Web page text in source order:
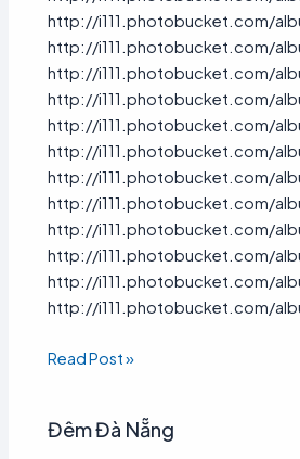
http://i111.photobucket.com/
http://i111.photobucket.com/
http://i111.photobucket.com/
http://i111.photobucket.com/
http://i111.photobucket.com/
http://i111.photobucket.com/
http://i111.photobucket.com/
http://i111.photobucket.com/
http://i111.photobucket.com/
http://i111.photobucket.com/
http://i111.photobucket.com/
http://i111.photobucket.com/
Read Post »
Đêm Đà Nẵng